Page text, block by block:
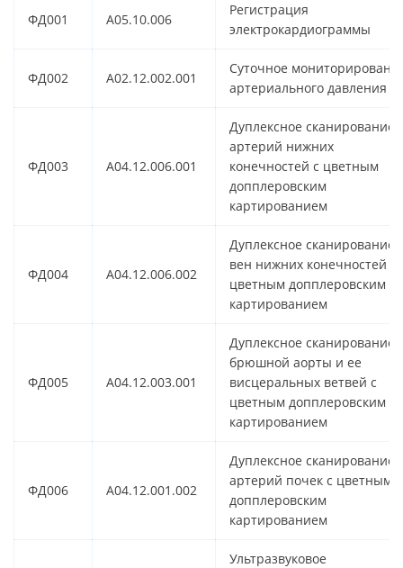
ФД001 A05.10.006
Регистрация
электрокардиограммы
ФД002 A02.12.002.001
Суточное
артериального давления
ФД003 A04.12.006.001
Дуплексное сканирование
артерий нижних
конечностей с цветным
допплеровским
картированием
ФД004 A04.12.006.002
Дуплексное сканирование
вен нижних конечностей с
цветным допплеровским
картированием
ФД005 A04.12.003.001
Дуплексное сканирование
брюшной аорты и ее
висцеральных ветвей с
цветным допплеровским
картированием
ФД006 A04.12.001.002
Дуплексное сканирование
артерий почек с цветным
допплеровским
картированием
Ультразвуковое